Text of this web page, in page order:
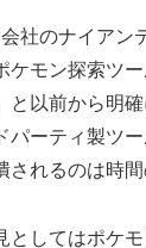
社のナイアン
ケモン探索ツ
と以前から明確
パーティ製ツ
されるのは時
としてはポケ